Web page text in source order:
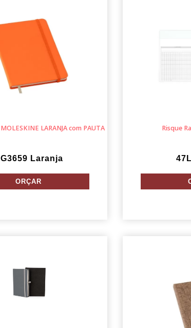
LARANJA com PAUTA
Laranja
Risque